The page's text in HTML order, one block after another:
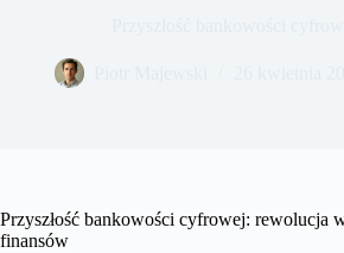
Przyszłość bankowości cyfrowej: rewolucja
finansów